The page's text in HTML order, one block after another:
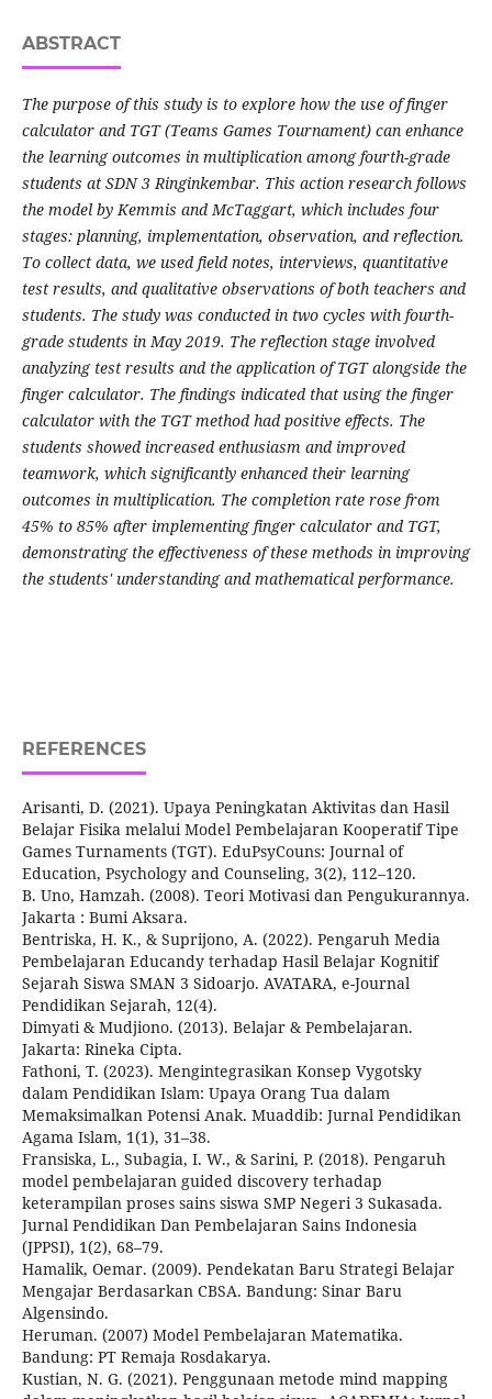
ABSTRACT
The purpose of this study is to explore how the use of finger
calculator and TGT (Teams Games Tournament)can enhance
the learning outcomes inmultiplication among fourth-grade
students at SDN 3 Ringinkembar. This action research follows
the model by Kemmis and McTaggart, which includes four
stages: planning, implementation, observation, and reflection.
To collect data, we used field notes, interviews, quantitative
test results, and qualitative observations of both teachers and
students. The study was conducted in two cycles with fourth-
grade students in May 2019. The reflection stage involved
analyzing test results and the application ofTGT alongside the
finger calculator. The findings indicated that using the finger
calculator with the TGT method had positive effects. The
students showed increased enthusiasm and improved
teamwork, which significantly enhanced their learning
outcomes in multiplication. The completion rate rose from
45% to 85% after implementing finger calculator and TGT,
demonstrating the effectiveness of these methods in improving
the students' understanding and mathematical performance.
REFERENCES
Arisanti, D. (2021). Upaya Peningkatan Aktivitas dan Hasil
Belajar Fisika melalui Model Pembelajaran Kooperatif Tipe
Games Turnaments (TGT). EduPsyCouns: Journal of
Education, Psychology and Counseling, 3(2), 112–120.
B. Uno, Hamzah. (2008). Teori Motivasi dan Pengukurannya.
Jakarta : Bumi Aksara.
Bentriska, H. K., & Suprijono, A. (2022). Pengaruh Media
Pembelajaran Educandy terhadap Hasil Belajar Kognitif
Sejarah Siswa SMAN 3 Sidoarjo. AVATARA, e-Journal
Pendidikan Sejarah, 12(4).
Dimyati & Mudjiono. (2013). Belajar & Pembelajaran.
Jakarta: Rineka Cipta.
Fathoni, T. (2023). Mengintegrasikan Konsep Vygotsky
dalam Pendidikan Islam: Upaya Orang Tua dalam
Memaksimalkan Potensi Anak. Muaddib: Jurnal Pendidikan
Agama Islam, 1(1), 31–38.
Fransiska, L., Subagia, I. W., & Sarini, P. (2018). Pengaruh
model pembelajaran guided discovery terhadap
keterampilan proses sains siswa SMP Negeri 3 Sukasada.
Jurnal Pendidikan Dan Pembelajaran Sains Indonesia
(JPPSI), 1(2), 68–79.
Hamalik, Oemar. (2009). Pendekatan Baru Strategi Belajar
Mengajar Berdasarkan CBSA. Bandung: Sinar Baru
Algensindo.
Heruman. (2007) Model Pembelajaran Matematika.
Bandung: PT Remaja Rosdakarya.
Kustian, N. G. (2021). Penggunaan metode mind mapping